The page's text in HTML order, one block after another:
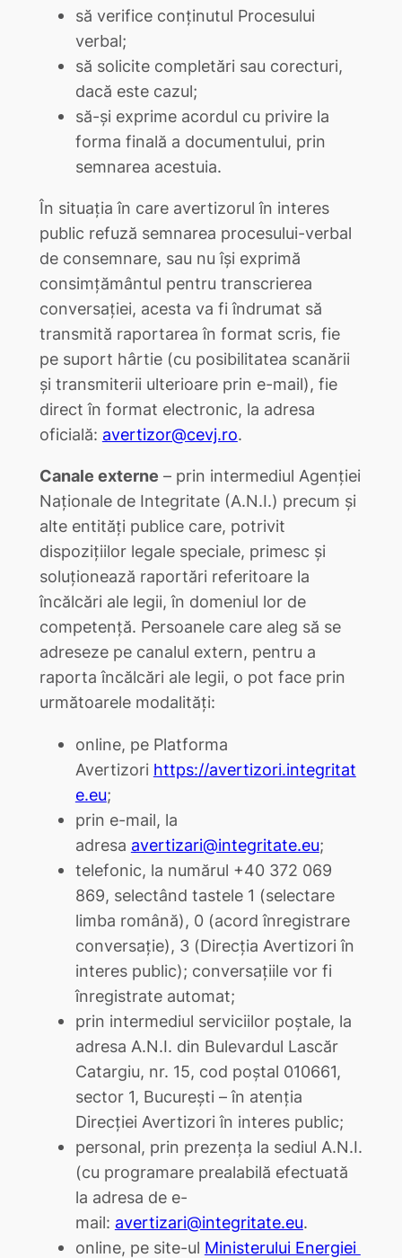
să verifice conținutul Procesului
verbal;
să solicite completări sau corecturi,
dacă este cazul;
să-și exprime acordul cu privire la
forma finală a documentului, prin
semnarea acestuia.
În situația în care avertizorul în interes
public refuză semnarea procesului-verbal
de consemnare, sau nu își exprimă
consimțământul pentru transcrierea
conversației, acesta va fi îndrumat să
transmită raportarea în format scris, fie
pe suport hârtie (cu posibilitatea scanării
și transmiterii ulterioare prin e-mail), fie
direct în format electronic, la adresa
oficială: avertizor@cevj.ro.
Canale externe – prin intermediul Agenției
Naționale de Integritate (A.N.I.) precum și
alte entități publice care, potrivit
dispoziţiilor legale speciale, primesc și
soluționează raportări referitoare la
încălcări ale legii, în domeniul lor de
competență. Persoanele care aleg să se
adreseze pe canalul extern, pentru a
raporta încălcări ale legii, o pot face prin
următoarele modalități:
online, pe Platforma
Avertizori https://avertizori.integritat
e.eu;
prin e-mail, la
adresa avertizari@integritate.eu;
telefonic, la numărul +40 372 069
869, selectând tastele 1 (selectare
limba română), 0 (acord înregistrare
conversație), 3 (Direcția Avertizori în
interes public); conversațiile vor fi
înregistrate automat;
prin intermediul serviciilor poștale, la
adresa A.N.I. din Bulevardul Lascăr
Catargiu, nr. 15, cod poștal 010661,
sector 1, București – în atenția
Direcției Avertizori în interes public;
personal, prin prezența la sediul A.N.I.
(cu programare prealabilă efectuată
la adresa de e-
mail: avertizari@integritate.eu.
online, pe site-ul Ministerului Energiei